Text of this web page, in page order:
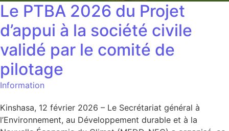
Le PTBA 2026 du Projet
d’appui à la société civile
validé par le comité de
pilotage
Information
Kinshasa, 12 février 2026 – Le Secrétariat général à
l’Environnement, au Développement durable et à la